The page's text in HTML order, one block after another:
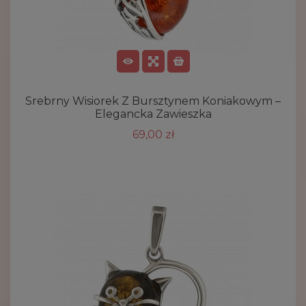
Srebrny Wisiorek Z Bursztynem Koniakowym –
Elegancka Zawieszka
69,00 zł